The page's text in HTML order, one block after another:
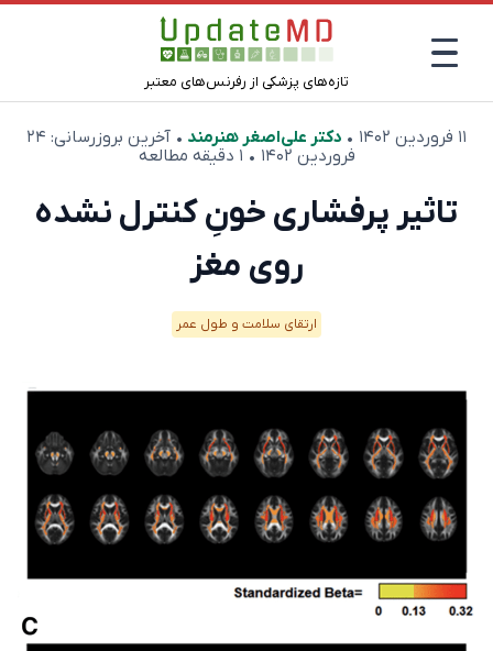
تازه‌های پزشکی از رفرنس‌های معتبر
۱۱ فروردین ۱۴۰۲ • دکتر علی‌اصغر هنرمند • آخرین بروزرسانی: ۲۴
فروردین ۱۴۰۲
• ۱ دقیقه مطالعه
تاثیر پرفشاری خونِ کنترل نشده
روی مغز
ارتقای سلامت و طول عمر